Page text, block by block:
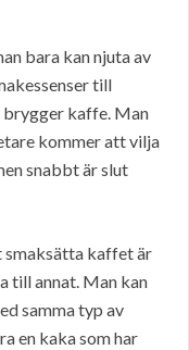
bara kan njuta av
till
brygger kaffe. Man
kommer att vilja
snabbt är slut
smaksätta kaffet är
till annat. Man kan
samma typ av
en kaka som har